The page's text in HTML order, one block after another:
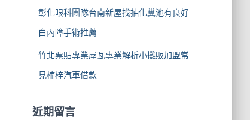
彰化眼科團隊台南新屋找抽化糞池有良好
白內障手術推薦
竹北票貼專業屋瓦專業解析小攤販加盟常
見楠梓汽車借款
近期留言